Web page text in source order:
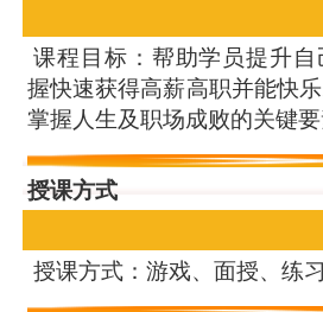
课程目标：帮助学员提升
握快速获得高薪高职并能快
掌握人生及职场成败的关键要
授课方式
授课方式：游戏、面授、练习